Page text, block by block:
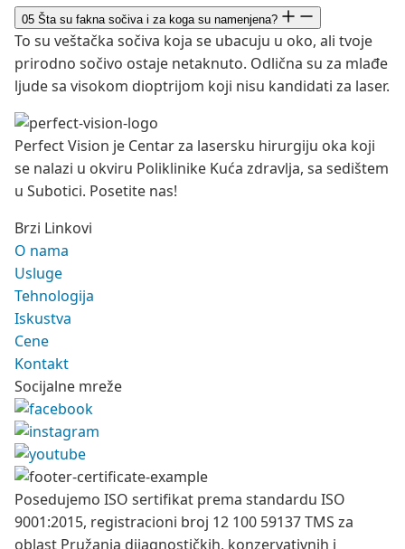
05 Šta su fakna sočiva i za koga su namenjena?
To su veštačka sočiva koja se ubacuju u oko, ali tvoje
prirodno sočivo ostaje netaknuto. Odlična su za mlađe
ljude sa visokom dioptrijom koji nisu kandidati za laser.
Perfect Vision je Centar za lasersku hirurgiju oka koji
se nalazi u okviru Poliklinike Kuća zdravlja, sa sedištem
u Subotici. Posetite nas!
Brzi Linkovi
O nama
Usluge
Tehnologija
Iskustva
Cene
Kontakt
Socijalne mreže
Posedujemo ISO sertifikat prema standardu ISO
9001:2015, registracioni broj 12 100 59137 TMS za
oblast Pružanja dijagnostičkih, konzervativnih i